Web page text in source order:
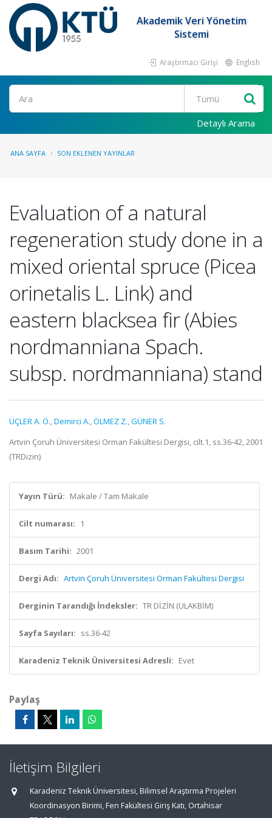
Akademik Veri Yönetim
Sistemi
Araştırmacı Girişi English
Ara
Detaylı Arama
ANA SAYFA SON EKLENEN YAYINLAR
Evaluation of a natural
regeneration study done in a
mixed oriental spruce (Picea
orinetalis L. Link) and
eastern blacksea fir (Abies
nordmanniana Spach.
subsp. nordmanniana) stand
ÜÇLER A. Ö.,Demirci A.,ÖLMEZ Z.,GÜNER S.
Artvin Çoruh Üniversitesi Orman Fakültesi Dergisi, cilt.1, ss.36-42, 2001
(TRDizin)
Yayın Türü: Makale / Tam Makale
Cilt numarası: 1
Basım Tarihi: 2001
Dergi Adı: Artvin Çoruh Üniversitesi Orman Fakültesi Dergisi
Derginin Tarandığı İndeksler: TR DİZİN (ULAKBİM)
Sayfa Sayıları: ss.36-42
Karadeniz Teknik Üniversitesi Adresli: Evet
Paylaş
İletişim Bilgileri
Karadeniz Teknik Üniversitesi, Bilimsel Araştırma Projeleri
Koordinasyon Birimi, Fen Fakültesi Giriş Katı, Ortahisar